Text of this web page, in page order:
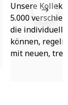
Unsere
5.000
die individuell
können,
mit neuen,